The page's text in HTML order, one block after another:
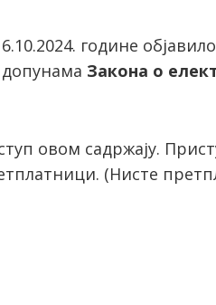
године објавило
Закона о
овом садржају.
(Нисте